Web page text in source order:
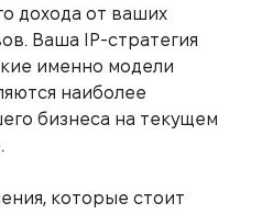
дохода от ваших
Ваша IP-стратегия
именно модели
наиболее
бизнеса на текущем
которые стоит